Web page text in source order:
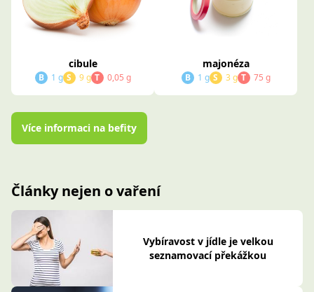
cibule
B 1 g S 9 g T 0,05 g
majonéza
B 1 g S 3 g T 75 g
Více informaci na befity
Články nejen o vaření
Vybíravost v jídle je velkou
seznamovací překážkou